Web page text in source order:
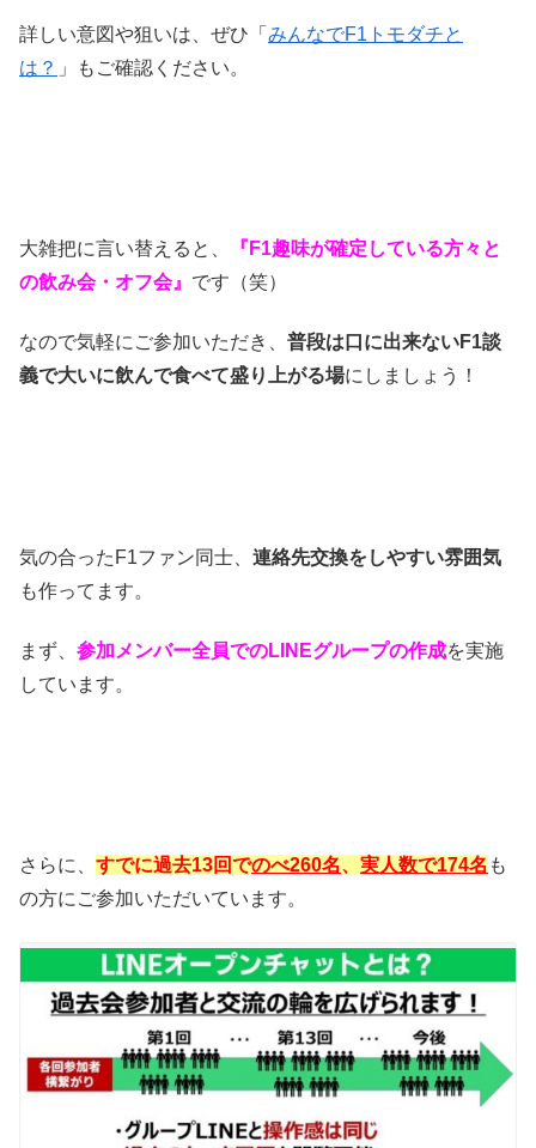
詳しい意図や狙いは、ぜひ「 みんなでF1トモダチと
は？ 」もご確認ください。
大雑把に言い替えると、
『F1趣味が確定している方々と
の飲み会・オフ会』 です（笑）
なので気軽にご参加いただき、 普段は口に出来ないF1談
義で大いに飲んで食べて盛り上がる場にしましょう！
気の合ったF1ファン同士、 連絡先交換をしやすい雰囲気
も作ってます。
まず、 参加メンバー全員でのLINEグループの作成を実施
しています。
さらに、 すでに過去13回でのべ260名、 実人数で174名 も
の方にご参加いただいています。